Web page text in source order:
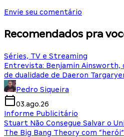
Envie seu comentário
Recomendados pra
Séries, TV e Streaming
Entrevista: Benjamin Ainsworth,
de dualidade de Daeron
Pedro Siqueira
03.ago.26
Informe Publicitário
Stuart Não Consegue Salvar o
The Big Bang Theory com